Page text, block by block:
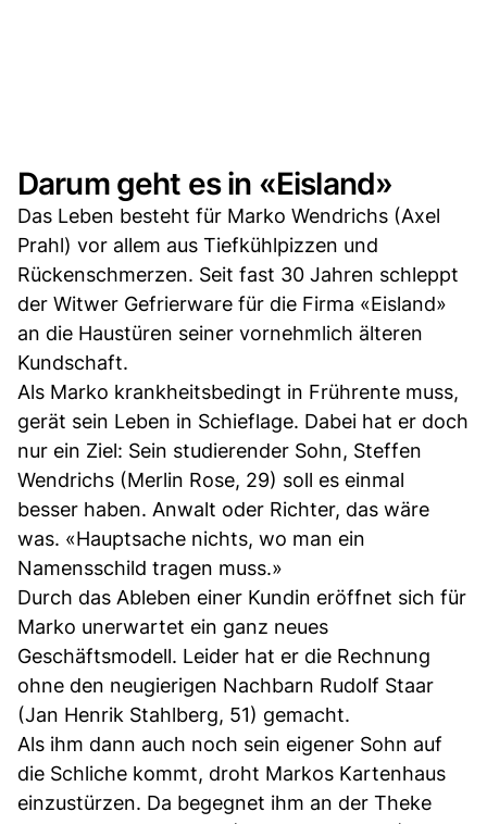
Darum geht es in «Eisland»
Das Leben besteht für Marko Wendrichs (Axel
Prahl) vor allem aus Tiefkühlpizzen und
Rückenschmerzen. Seit fast 30 Jahren schleppt
der Witwer Gefrierware für die Firma «Eisland»
an die Haustüren seiner vornehmlich älteren
Kundschaft.
Als Marko krankheitsbedingt in Frührente muss,
gerät sein Leben in Schieflage. Dabei hat er doch
nur ein Ziel: Sein studierender Sohn, Steffen
Wendrichs (Merlin Rose, 29) soll es einmal
besser haben. Anwalt oder Richter, das wäre
was. «Hauptsache nichts, wo man ein
Namensschild tragen muss.»
Durch das Ableben einer Kundin eröffnet sich für
Marko unerwartet ein ganz neues
Geschäftsmodell. Leider hat er die Rechnung
ohne den neugierigen Nachbarn Rudolf Staar
(Jan Henrik Stahlberg, 51) gemacht.
Als ihm dann auch noch sein eigener Sohn auf
die Schliche kommt, droht Markos Kartenhaus
einzustürzen. Da begegnet ihm an der Theke